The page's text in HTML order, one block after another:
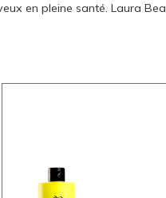
en pleine santé. Laura